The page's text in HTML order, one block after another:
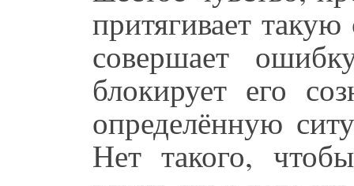
притягивает
совершает
блокирует его
определённую
Нет такого,